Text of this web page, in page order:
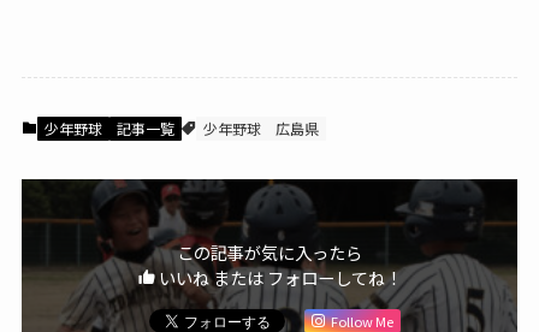
少年野球 記事一覧 少年野球 広島県
この記事が気に入ったら
いいね または フォローしてね！
Follow Me